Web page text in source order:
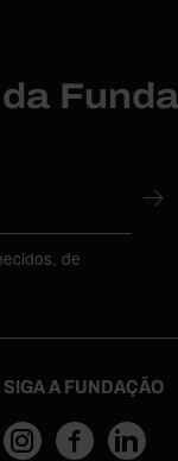
de
SIGA A FUNDAÇÃO